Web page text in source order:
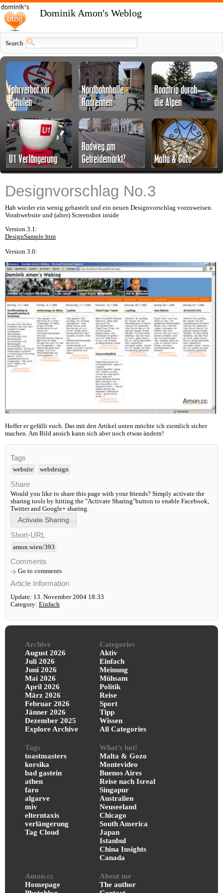
Dominik Amon's Weblog
Search
Designvorschlag No.3
Hab wieder ein wenig gebastelt und ein neuen Designvorschlag vorzuweisen.
Vorabwebsite und (alter) Screenshot inside
Version 3.1:
DesignSample.htm
Version 3.0:
Hoffer er gefällt euch. Das mit den Artikel unten möchte ich ziemlich sicher
machen. Am Bild ansich kann sich aber noch etwas ändern!
Tags
website webdesign
Share
Would you like to share this page with your friends? Simply activate the
sharing tools by hitting the "Activate Sharing"button to enable Facebook,
Twitter and Google+ sharing.
Short-URL
amon.wien/393
Comments
Go to comments
Article Information
Update: 13. November 2004 18:33
Category: Einfach
Archive
August 2026
Juli 2026
Juni 2026
Mai 2026
April 2026
März 2026
Februar 2026
Jänner 2026
Dezember 2025
Explore Archive
Categories
Aktiv
Einfach
Meinung
Mühsam
Politik
Reise
Sport
Tipp
Wissen
All Categories
Tags
toastmasters
korsika
bad gastein
athen
faro
algarve
miv
elterntaxis
verlängerung
Tag Cloud
What's hot!
Malta & Gozo
Montevideo
Buenos Aires
Reise nach Isreal
Singapur
Australien
Neuseeland
Chicago
South America
Japan
Istanbul
China Insights
Canada
Amon.cc
Homepage
About me
The author